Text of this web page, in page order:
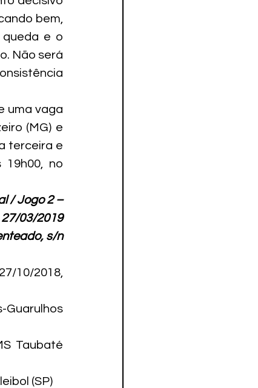
bem,
queda e o
Não será
uma vaga
(MG) e
terceira e
no
/ Jogo 2 –
03/2019
s/n
10/2018,
Guarulhos
Taubaté
(SP)